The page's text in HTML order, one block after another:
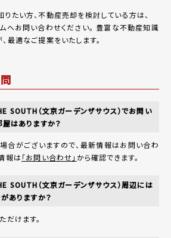
たい方、不動産売却を検討している方は、
ムへお問い合わせください。 豊富な不動産知識
最適なご提案をいたします。
SOUTH（文京ガーデンザサウス）でお問い
はありますか？
合がございますので、最新情報はお問い合わ
報は「お問い合わせ」 から確認できます。
SOUTH（文京ガーデンザサウス）周辺には
ありますか？
だけます。